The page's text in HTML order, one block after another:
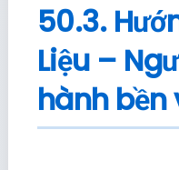
50.3.
Liệu –
hành bền